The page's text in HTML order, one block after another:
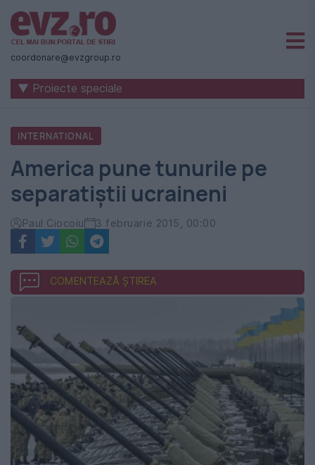
Știri
naționale
internaționale
România
-
Evenimentul
Zilei
coordonare@evzgroup.ro
▼ Proiecte speciale
INTERNATIONAL
America pune tunurile pe
separatiștii ucraineni
Paul Ciocoiu 3 februarie 2015, 00:00
COMENTEAZĂ ȘTIREA